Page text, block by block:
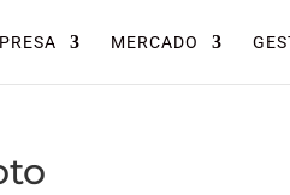
MERCADO